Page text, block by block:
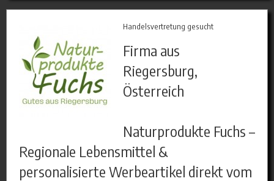
Handelsvertretung gesucht
Firma aus
Riegersburg,
Österreich
Naturprodukte Fuchs –
Regionale Lebensmittel &
personalisierte Werbeartikel direkt vom